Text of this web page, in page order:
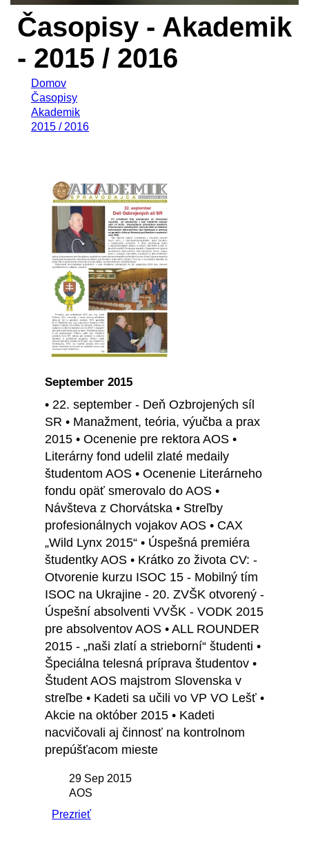
Časopisy - Akademik
- 2015 / 2016
Domov
Časopisy
Akademik
2015 / 2016
September 2015
• 22. september - Deň Ozbrojených síl
SR • Manažment, teória, výučba a prax
2015 • Ocenenie pre rektora AOS •
Literárny fond udelil zlaté medaily
študentom AOS • Ocenenie Literárneho
fondu opäť smerovalo do AOS •
Návšteva z Chorvátska • Streľby
profesionálnych vojakov AOS • CAX
„Wild Lynx 2015“ • Úspešná premiéra
študentky AOS • Krátko zo života CV: -
Otvorenie kurzu ISOC 15 - Mobilný tím
ISOC na Ukrajine - 20. ZVŠK otvorený -
Úspešní absolventi VVŠK - VODK 2015
pre absolventov AOS • ALL ROUNDER
2015 - „naši zlatí a strieborní“ študenti •
Špeciálna telesná príprava študentov •
Študent AOS majstrom Slovenska v
streľbe • Kadeti sa učili vo VP VO Lešť •
Akcie na október 2015 • Kadeti
nacvičovali aj činnosť na kontrolnom
prepúšťacom mieste
29 Sep 2015
AOS
Prezrieť